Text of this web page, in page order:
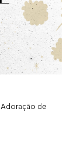
de